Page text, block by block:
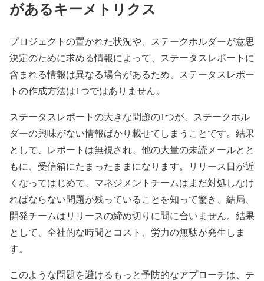
があるキーメトリクス
プロジェクトの置かれた状況や、ステークホルダーが意思
決定のために求める情報によって、ステータスレポートに
含まれる情報は異なる場合があるため、ステータスレポー
トの作成方法は1つではありません。
ステータスレポートの大きな問題の1つが、ステークホル
ダーの興味がない情報ばかり載せてしまうことです。結果
として、レポートは無視され、他の大量の未読メールとと
もに、受信箱にたまったままになります。リリース日が近
くなってはじめて、マネジメントチームはまだ対処しなけ
ればならない問題が残っていることを知って驚き、結局、
開発チームはリリースの締め切りに間に合いません。結果
として、全社的な時間とコスト、労力の無駄が発生しま
す。
このような問題を避けるもっと予防的なアプローチは、テ